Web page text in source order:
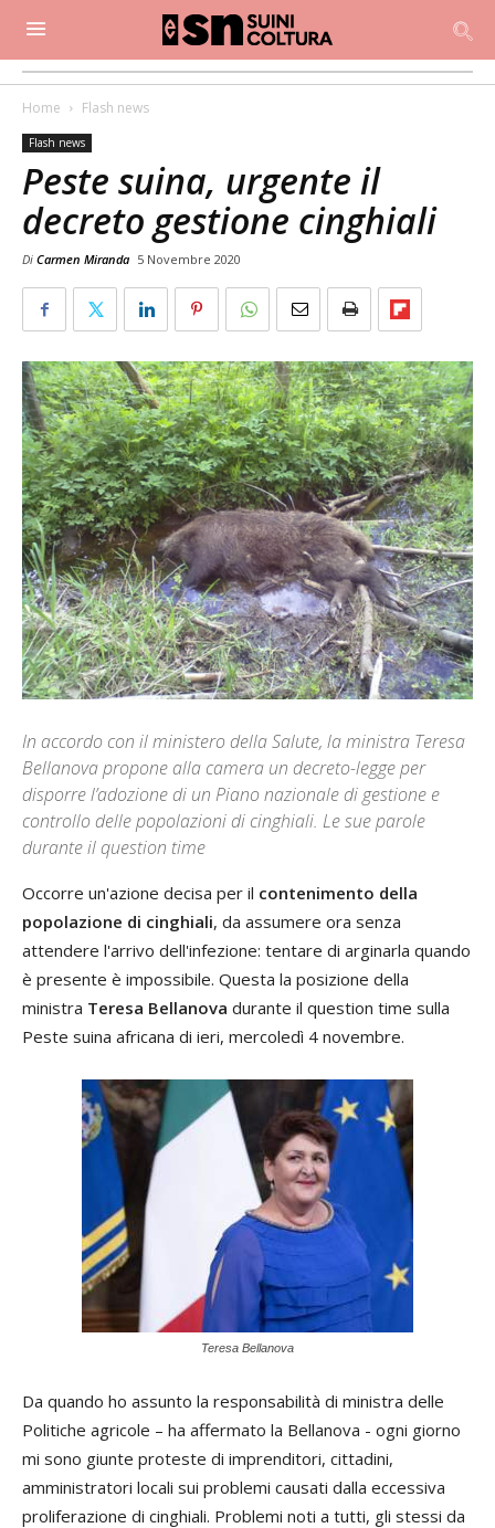
Home Flash news
Flash news
Peste suina, urgente il
decreto gestione cinghiali
Di Carmen Miranda 5 Novembre 2020
In accordo con il ministero della Salute, la ministra Teresa
Bellanova propone alla camera un decreto-legge per
disporre l’adozione di un Piano nazionale di gestione e
controllo delle popolazioni di cinghiali. Le sue parole
durante il question time
Occorre un'azione decisa per il contenimento della
popolazione di cinghiali, da assumere ora senza
attendere l'arrivo dell'infezione: tentare di arginarla quando
è presente è impossibile. Questa la posizione della
ministra Teresa Bellanova durante il question time sulla
Peste suina africana di ieri, mercoledì 4 novembre.
Teresa Bellanova
Da quando ho assunto la responsabilità di ministra delle
Politiche agricole – ha affermato la Bellanova - ogni giorno
mi sono giunte proteste di imprenditori, cittadini,
amministratori locali sui problemi causati dalla eccessiva
proliferazione di cinghiali. Problemi noti a tutti, gli stessi da